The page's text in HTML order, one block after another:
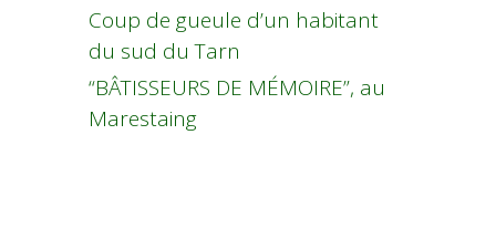
Coup de gueule d’un habitant
du sud du Tarn
“BÂTISSEURS DE MÉMOIRE”, au
Marestaing